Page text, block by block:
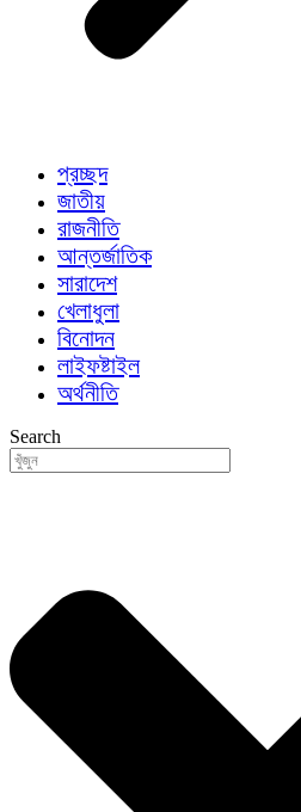
প্রচ্ছদ
জাতীয়
রাজনীতি
আন্তর্জাতিক
সারাদেশ
খেলাধুলা
বিনোদন
লাইফষ্টাইল
অর্থনীতি
Search